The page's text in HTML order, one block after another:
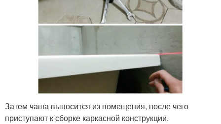
Затем чаша выносится из помещения, после чего
приступают к сборке каркасной конструкции.